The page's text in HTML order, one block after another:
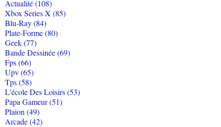
Actualité (108)
Xbox Series X (85)
Blu-Ray (84)
Plate-Forme (80)
Geek (77)
Bande Dessinée (69)
Fps (66)
Upv (65)
Tps (58)
L'école Des Loisirs (53)
Papa Gameur (51)
Plaion (49)
Arcade (42)